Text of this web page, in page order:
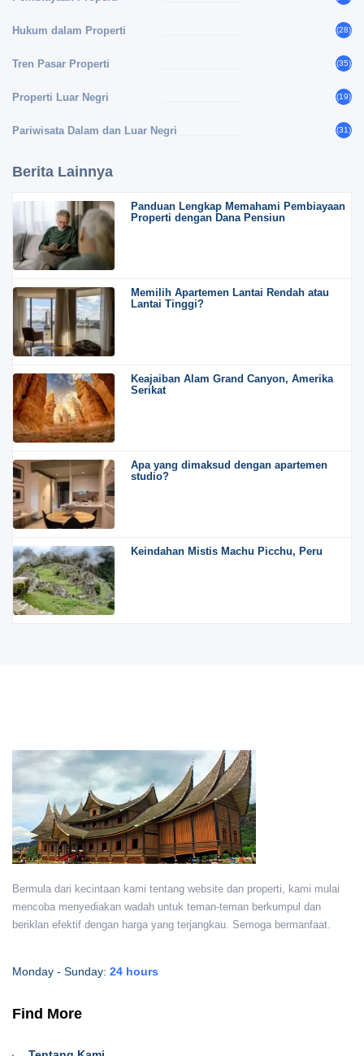
Hukum dalam Properti (28)
Tren Pasar Properti (35)
Properti Luar Negri (19)
Pariwisata Dalam dan Luar Negri (31)
Berita Lainnya
Panduan Lengkap Memahami Pembiayaan
Properti dengan Dana Pensiun
Memilih Apartemen Lantai Rendah atau
Lantai Tinggi?
Keajaiban Alam Grand Canyon, Amerika
Serikat
Apa yang dimaksud dengan apartemen
studio?
Keindahan Mistis Machu Picchu, Peru
Bermula dari kecintaan kami tentang website dan properti, kami mulai
mencoba menyediakan wadah untuk teman-teman berkumpul dan
beriklan efektif dengan harga yang terjangkau. Semoga bermanfaat.
Monday - Sunday: 24 hours
Find More